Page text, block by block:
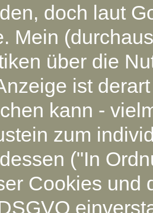
doch laut
Mein
über die
ist
kann -
zum
("In
Cookies und